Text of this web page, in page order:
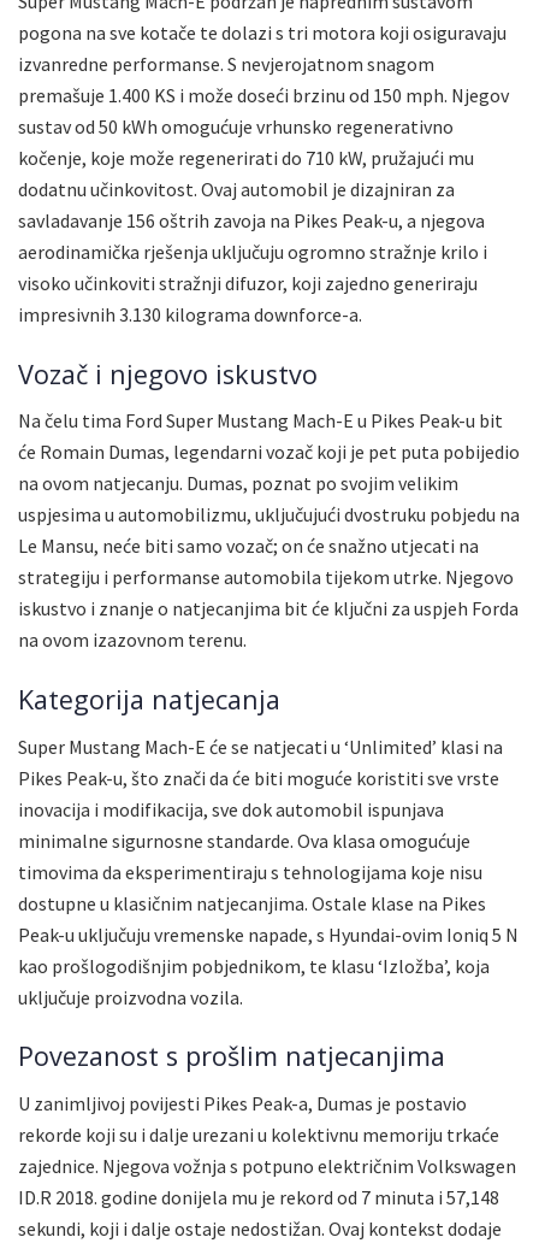
pogona na sve kotače te dolazi s tri motora koji osiguravaju
izvanredne performanse. S nevjerojatnom snagom
premašuje 1.400 KS i može doseći brzinu od 150 mph. Njegov
sustav od 50 kWh omogućuje vrhunsko regenerativno
kočenje, koje može regenerirati do 710 kW, pružajući mu
dodatnu učinkovitost. Ovaj automobil je dizajniran za
savladavanje 156 oštrih zavoja na Pikes Peak-u, a njegova
aerodinamička rješenja uključuju ogromno stražnje krilo i
visoko učinkoviti stražnji difuzor, koji zajedno generiraju
impresivnih 3.130 kilograma downforce-a.
Vozač i njegovo iskustvo
Na čelu tima Ford Super Mustang Mach-E u Pikes Peak-u bit
će Romain Dumas, legendarni vozač koji je pet puta pobijedio
na ovom natjecanju. Dumas, poznat po svojim velikim
uspjesima u automobilizmu, uključujući dvostruku pobjedu na
Le Mansu, neće biti samo vozač; on će snažno utjecati na
strategiju i performanse automobila tijekom utrke. Njegovo
iskustvo i znanje o natjecanjima bit će ključni za uspjeh Forda
na ovom izazovnom terenu.
Kategorija natjecanja
Super Mustang Mach-E će se natjecati u ‘Unlimited’ klasi na
Pikes Peak-u, što znači da će biti moguće koristiti sve vrste
inovacija i modifikacija, sve dok automobil ispunjava
minimalne sigurnosne standarde. Ova klasa omogućuje
timovima da eksperimentiraju s tehnologijama koje nisu
dostupne u klasičnim natjecanjima. Ostale klase na Pikes
Peak-u uključuju vremenske napade, s Hyundai-ovim Ioniq 5 N
kao prošlogodišnjim pobjednikom, te klasu ‘Izložba’, koja
uključuje proizvodna vozila.
Povezanost s prošlim natjecanjima
U zanimljivoj povijesti Pikes Peak-a, Dumas je postavio
rekorde koji su i dalje urezani u kolektivnu memoriju trkaće
zajednice. Njegova vožnja s potpuno električnim Volkswagen
ID.R 2018. godine donijela mu je rekord od 7 minuta i 57,148
sekundi, koji i dalje ostaje nedostižan. Ovaj kontekst dodaje